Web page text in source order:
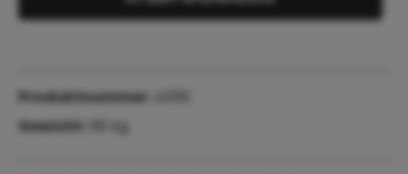
Produktnummer:
Gewicht:
56 kg